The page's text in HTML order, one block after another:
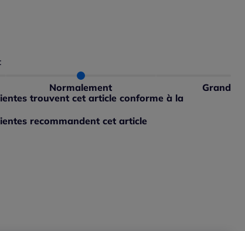
Normalement Grand
selon les avis clients
: 0% trouvent cet article conforme à la
recommandent cet article